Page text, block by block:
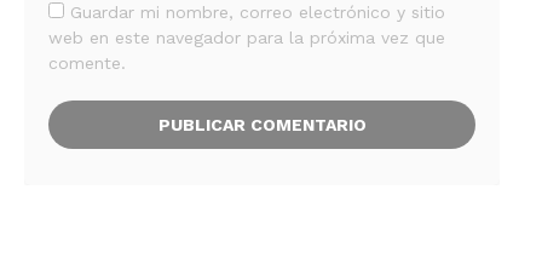
Guardar mi nombre, correo electrónico y sitio
web en este navegador para la próxima vez que
comente.